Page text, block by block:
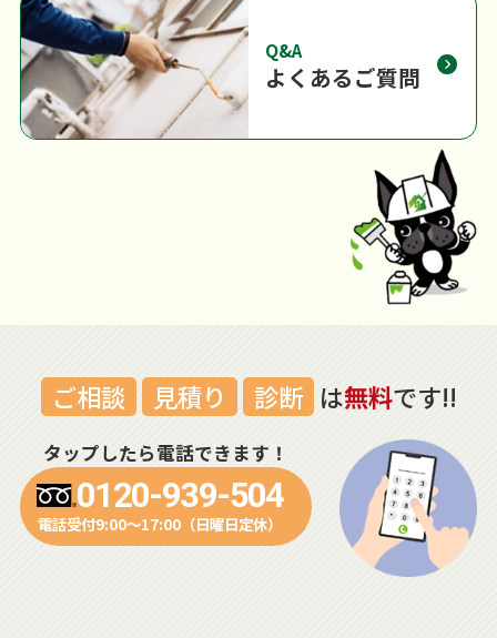
Q&A
よくあるご質問
ご相談 見積り 診断 は無料です!!
タップしたら電話できます！
0120-939-504
電話受付9:00～17:00（日曜日定休）